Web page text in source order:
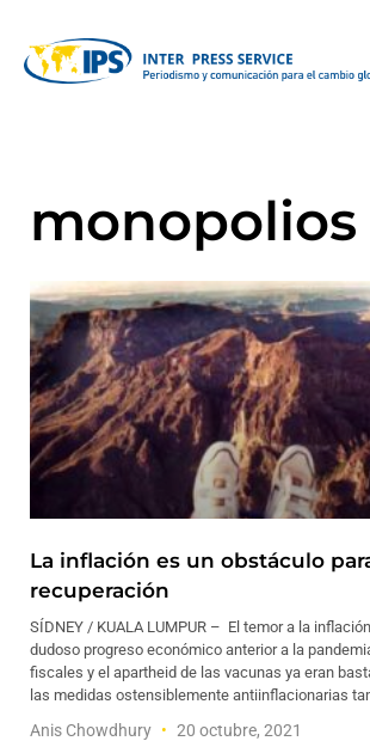
monopolios
La inflación es un obstáculo
recuperación
SÍDNEY / KUALA LUMPUR – El temor a la
dudoso progreso económico anterior a la
fiscales y el apartheid de las vacunas ya eran
las medidas ostensiblemente antiinflacionarias
Anis Chowdhury 20 octubre, 2021